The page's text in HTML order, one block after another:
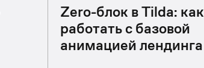
Zero-блок в Tilda: как
работать с базовой
анимацией лендинга